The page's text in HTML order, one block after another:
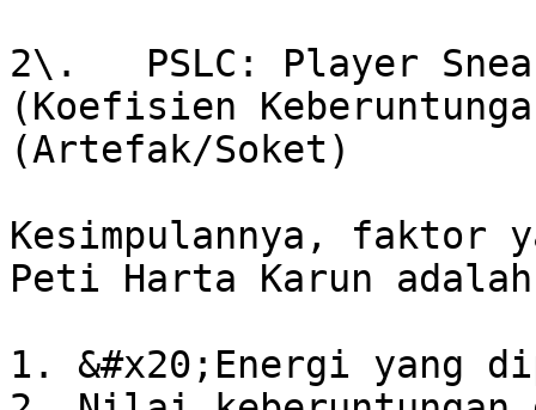
2\.   PSLC: Player
(Koefisien
(Artefak/Soket)
Kesimpulannya, faktor
Peti Harta Karun
1. &#x20;Energi yang